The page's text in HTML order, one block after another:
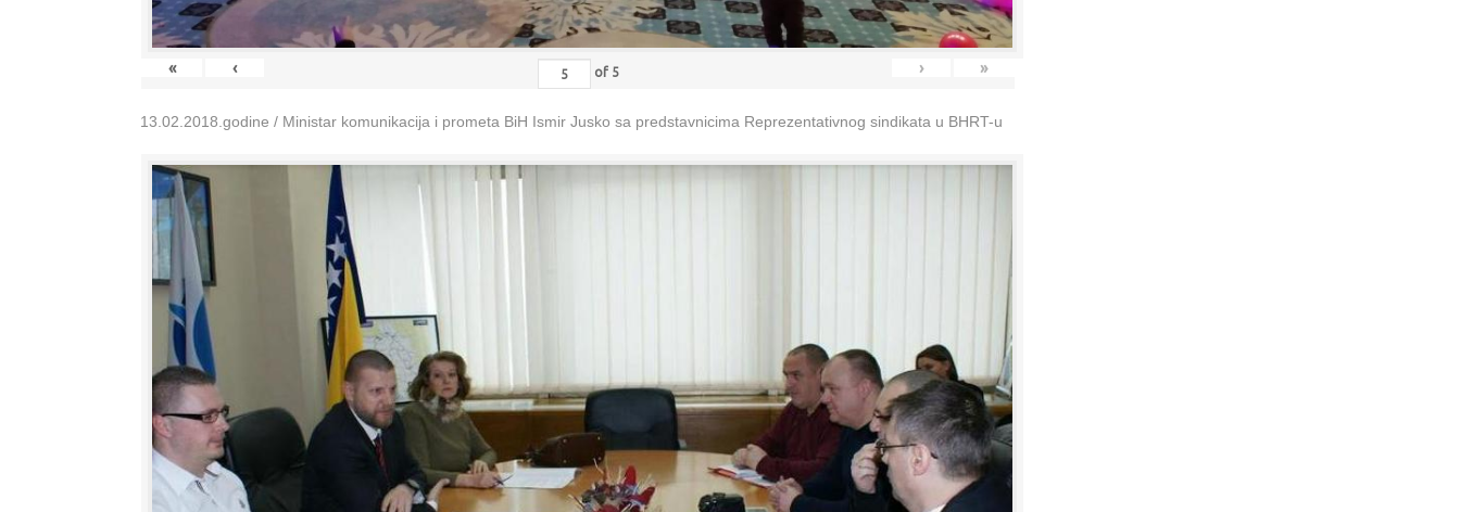
« ‹ of 5 › »
13.02.2018.godine / Ministar komunikacija i prometa BiH Ismir Jusko sa predstavnicima Reprezentativnog sindikata u BHRT-u